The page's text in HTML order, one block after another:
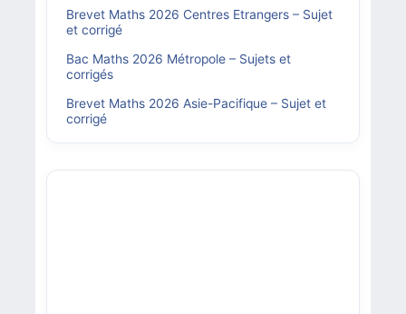
Brevet Maths 2026 Centres Etrangers – Sujet
et corrigé
Bac Maths 2026 Métropole – Sujets et
corrigés
Brevet Maths 2026 Asie-Pacifique – Sujet et
corrigé